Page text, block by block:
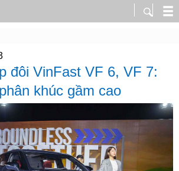
đôi VinFast VF 6, VF 7:
khúc gầm cao